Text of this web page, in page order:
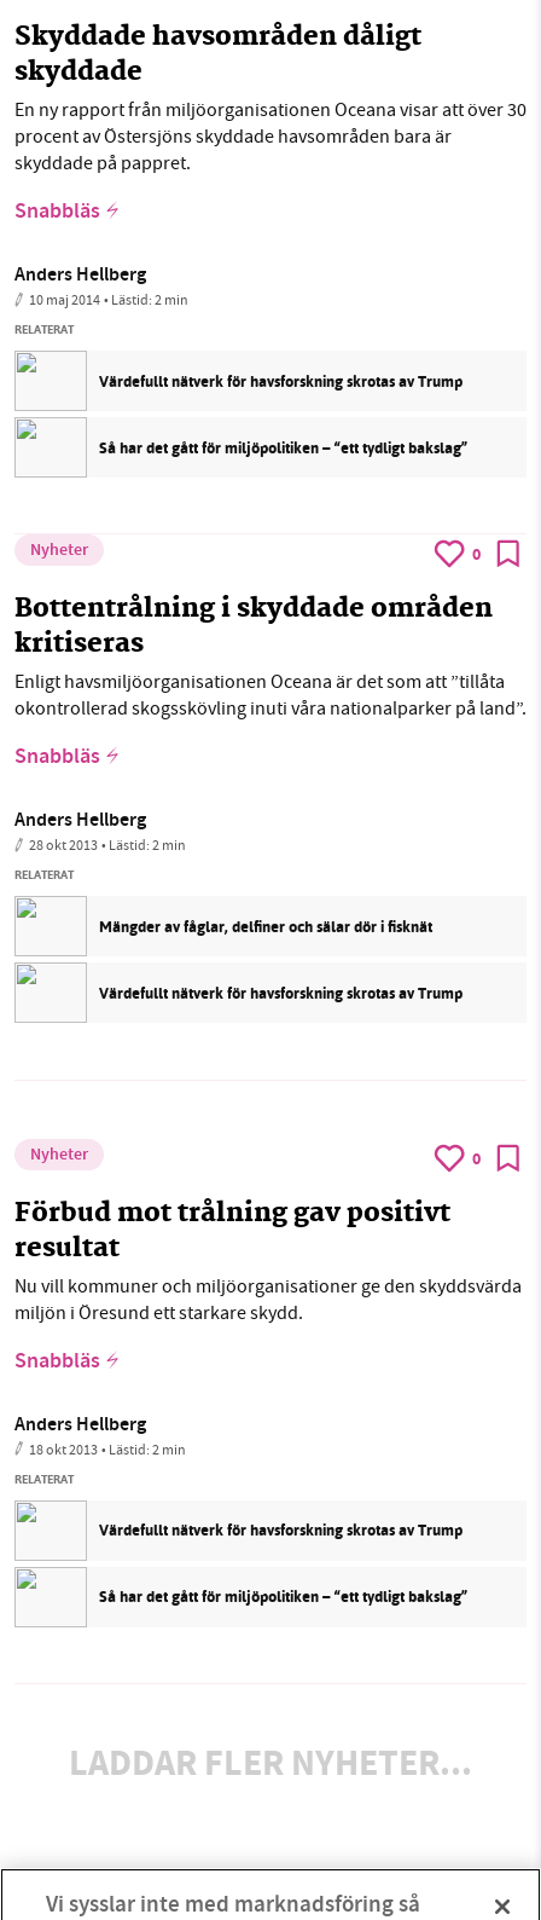
Skyddade havsområden dåligt
skyddade
En ny rapport från miljöorganisationen Oceana visar att över 30
procent av Östersjöns skyddade havsområden bara är
skyddade på pappret.
Snabbläs
Anders Hellberg
10 maj 2014• Lästid:2 min
RELATERAT
Värdefullt nätverk för havsforskning skrotas av Trump
Så har det gått för miljöpolitiken – “ett tydligt bakslag”
Nyheter 0
Bottentrålning i skyddade områden
kritiseras
Enligt havsmiljöorganisationen Oceana är det som att ”tillåta
okontrollerad skogsskövling inuti våra nationalparker på land”.
Snabbläs
Anders Hellberg
28 okt 2013• Lästid:2 min
RELATERAT
Mängder av fåglar, delfiner och sälar dör i fisknät
Värdefullt nätverk för havsforskning skrotas av Trump
Nyheter 0
Förbud mot trålning gav positivt
resultat
Nu vill kommuner och miljöorganisationer ge den skyddsvärda
miljön i Öresund ett starkare skydd.
Snabbläs
Anders Hellberg
18 okt 2013• Lästid:2 min
RELATERAT
Värdefullt nätverk för havsforskning skrotas av Trump
Så har det gått för miljöpolitiken – “ett tydligt bakslag”
LADDAR FLER NYHETER...
Vi sysslar inte med marknadsföring så